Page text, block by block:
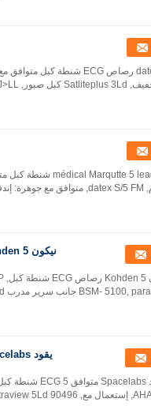
نيكون Kohden 5 رصاص ECG شنطة كبل, IEC/AHA, K922 JC-906P
يقود Spacelabs متوافق 5 ECG شنطة كبل, 700-0008-06, 17 دبوس